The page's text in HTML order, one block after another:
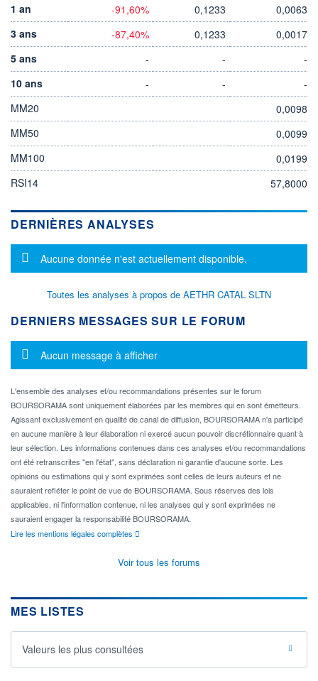
1 an
-91,60% 0,1233
0,0063
3 ans
-87,40% 0,1233
0,0017
5 ans
- -
-
10 ans
- -
-
MM20
0,0098
MM50
0,0099
MM100
0,0199
RSI14
57,8000
DERNIÈRES ANALYSES
Message d'information
Aucune donnée n'est actuellement disponible.
Toutes les analyses à propos de AETHR CATAL SLTN
DERNIERS MESSAGES SUR LE FORUM
Message d'information
Aucun message à afficher
L'ensemble des analyses et/ou recommandations présentes sur le forum
BOURSORAMA sont uniquement élaborées par les membres qui en sont émetteurs.
Agissant exclusivement en qualité de canal de diffusion, BOURSORAMA n'a participé
en aucune manière à leur élaboration ni exercé aucun pouvoir discrétionnaire quant à
leur sélection. Les informations contenues dans ces analyses et/ou recommandations
ont été retranscrites "en l'état", sans déclaration ni garantie d'aucune sorte. Les
opinions ou estimations qui y sont exprimées sont celles de leurs auteurs et ne
sauraient refléter le point de vue de BOURSORAMA. Sous réserves des lois
applicables, ni l'information contenue, ni les analyses qui y sont exprimées ne
sauraient engager la responsabilité BOURSORAMA.
Lire les mentions légales complètes
Voir tous les forums
MES LISTES
Valeurs les plus consultées